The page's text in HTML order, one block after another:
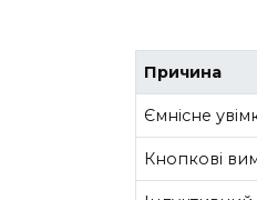
Причина
Ємнісне
Кнопкові